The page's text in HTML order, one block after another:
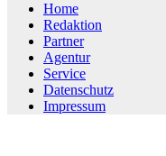
Home
Redaktion
Partner
Agentur
Service
Datenschutz
Impressum